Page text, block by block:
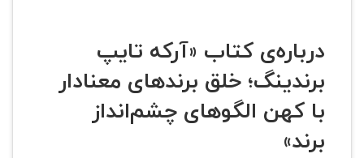
درباره‌ی کتاب «آرکه تایپ
برندینگ؛ خلق برندهای معنادار
با کهن الگوهای چشم‌انداز
برند»